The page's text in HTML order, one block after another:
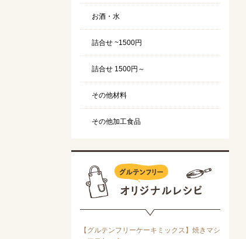
お酒・水
詰合せ ~1500円
詰合せ 1500円～
その他材料
その他加工食品